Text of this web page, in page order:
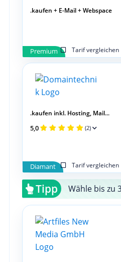
Premium Tarif vergleichen
.kaufen + E-Mail + Webspace
Diamant Tarif vergleichen
.kaufen inkl. Hosting, Mail...
5,0 (2)
Tipp Wähle bis zu